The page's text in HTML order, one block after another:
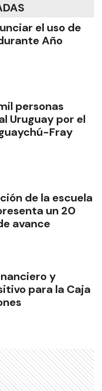
el uso de
Año
personas
Uruguay por el
Fray
de la escuela
un 20
avance
y
para la Caja